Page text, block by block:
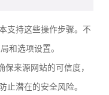
支持这些操作步骤。不
和选项设置。
来源网站的可信度，
止潜在的安全风险。